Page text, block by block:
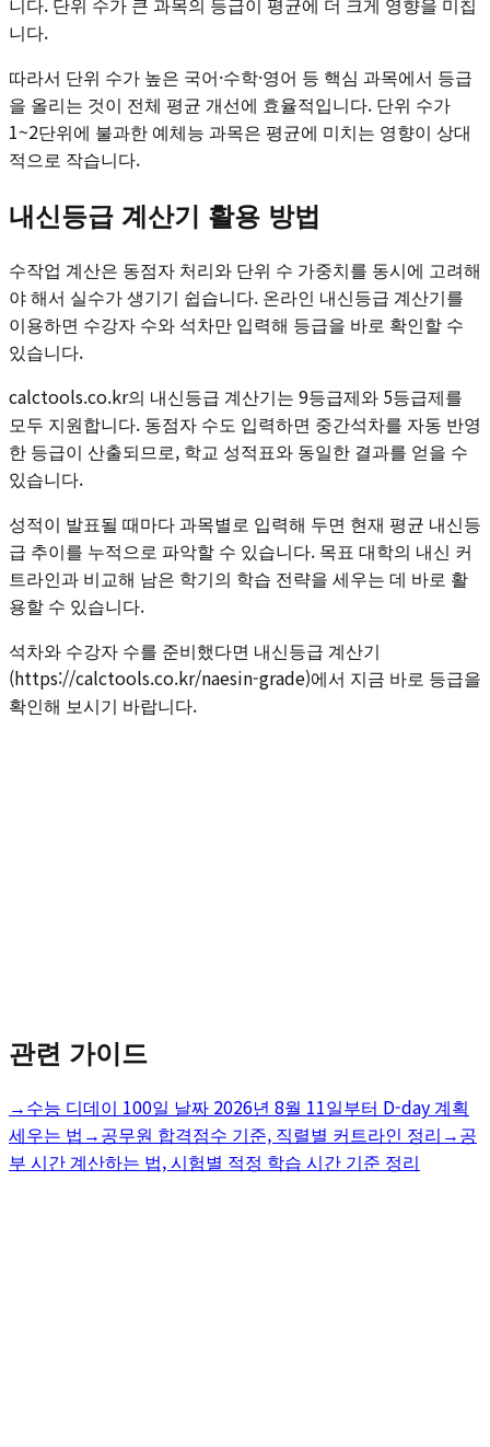
니다.
따라서 단위 수가 높은 국어·수학·영어 등 핵심 과목에서 등급
을 올리는 것이 전체 평균 개선에 효율적입니다. 단위 수가
1~2단위에 불과한 예체능 과목은 평균에 미치는 영향이 상대
적으로 작습니다.
내신등급 계산기 활용 방법
수작업 계산은 동점자 처리와 단위 수 가중치를 동시에 고려해
야 해서 실수가 생기기 쉽습니다. 온라인 내신등급 계산기를
이용하면 수강자 수와 석차만 입력해 등급을 바로 확인할 수
있습니다.
calctools.co.kr의 내신등급 계산기는 9등급제와 5등급제를
모두 지원합니다. 동점자 수도 입력하면 중간석차를 자동 반영
한 등급이 산출되므로, 학교 성적표와 동일한 결과를 얻을 수
있습니다.
성적이 발표될 때마다 과목별로 입력해 두면 현재 평균 내신등
급 추이를 누적으로 파악할 수 있습니다. 목표 대학의 내신 커
트라인과 비교해 남은 학기의 학습 전략을 세우는 데 바로 활
용할 수 있습니다.
석차와 수강자 수를 준비했다면 내신등급 계산기
(https://calctools.co.kr/naesin-grade)에서 지금 바로 등급을
확인해 보시기 바랍니다.
관련 가이드
→수능 디데이 100일 날짜 2026년 8월 11일부터 D-day 계획
세우는 법 →공무원 합격점수 기준, 직렬별 커트라인 정리 →공
부 시간 계산하는 법, 시험별 적정 학습 시간 기준 정리